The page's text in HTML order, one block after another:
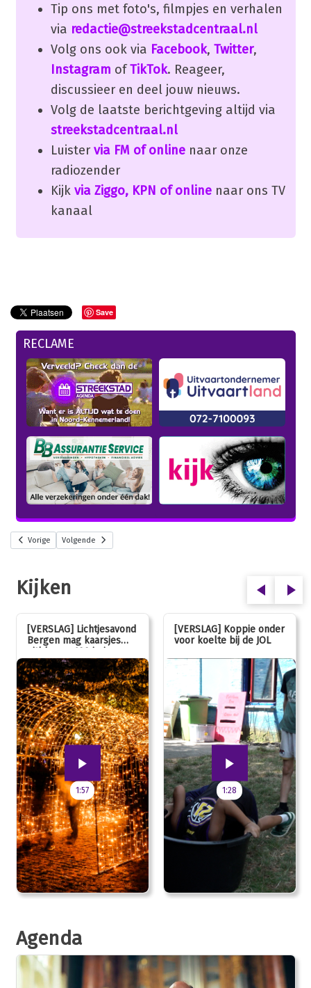
Tip ons met foto's, filmpjes en verhalen
via redactie@streekstadcentraal.nl
Volg ons ook via Facebook, Twitter,
Instagram ofTikTok. Reageer,
discussieer en deel jouw nieuws.
Volg de laatste berichtgeving altijd via
streekstadcentraal.nl
Luister via FM of onlinenaar onze
radiozender
Kijk via Ziggo, KPN of onlinenaar ons TV
kanaal
Save
RECLAME
Vorige Volgende
Kijken
[VERSLAG] Lichtjesavond
Bergen mag kaarsjes
uitblazen: 100 jarig
jubileum!
1:57
[VERSLAG] Koppie onder
voor koelte bij de JOL
1:28
Agenda